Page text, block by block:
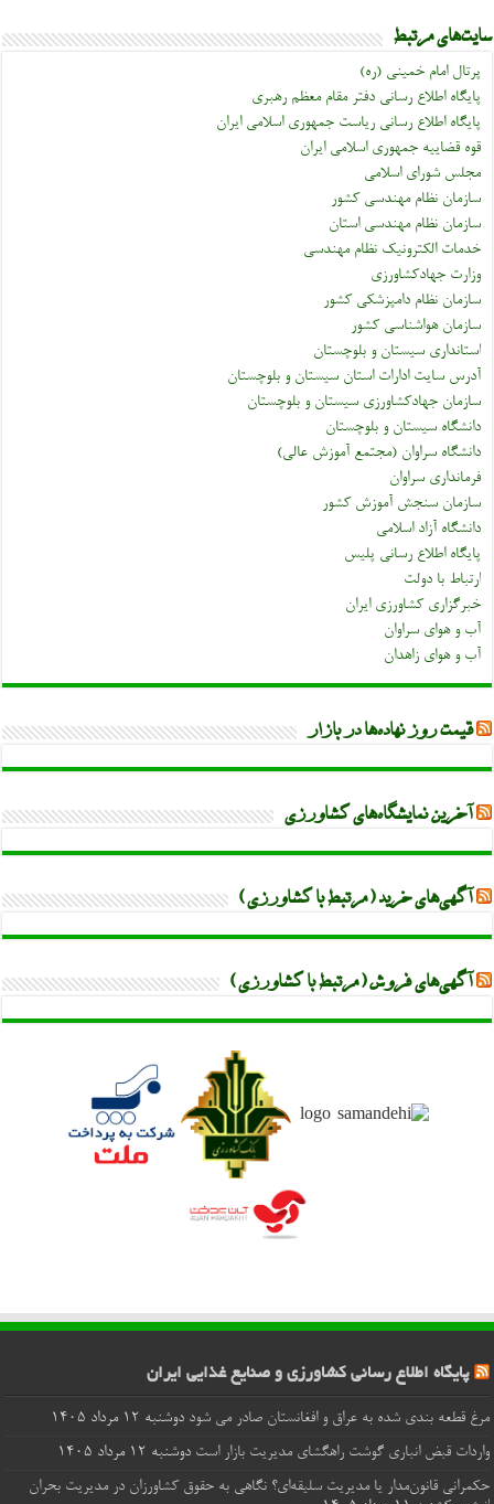
سایت‌های مرتبط
پرتال امام خمینی (ره)
پایگاه اطلاع رسانی دفتر مقام معظم رهبری
پایگاه اطلاع رسانی ریاست جمهوری اسلامی ایران
قوه قضاییه جمهوری اسلامی ایران
مجلس شورای اسلامی
سازمان نظام مهندسی کشور
سازمان نظام مهندسی استان
خدمات الکترونیک نظام مهندسی
وزارت جهادکشاورزی
سازمان نظام دامپزشکی کشور
سازمان هواشناسی کشور
استانداری سیستان و بلوچستان
آدرس سایت ادارات استان سیستان و بلوچستان
سازمان جهادکشاورزی سیستان و بلوچستان
دانشگاه سیستان و بلوچستان
دانشگاه سراوان (مجتمع آموزش عالی)
فرمانداری سراوان
سازمان سنجش آموزش کشور
دانشگاه آزاد اسلامی
پایگاه اطلاع رسانی پلیس
ارتباط با دولت
خبرگزاری کشاورزی ایران
آب و هوای سراوان
آب و هوای زاهدان
قیمت روز نهاده‌ها در بازار
آخرین نمایشگاه‌های کشاورزی
آگهی‌های خرید (مرتبط با کشاورزی)
آگهی‌های فروش (مرتبط با کشاورزی)
پایگاه اطلاع رسانی کشاورزی و صنایع غذایی ایران
مرغ قطعه‌ بندی شده به عراق و افغانستان صادر می شود دوشنبه ۱۲ مرداد ۱۴۰۵
واردات قبض‌ انباری گوشت راهگشای مدیریت بازار است دوشنبه ۱۲ مرداد ۱۴۰۵
حکمرانی قانون‌مدار یا مدیریت سلیقه‌ای؟ نگاهی به حقوق کشاورزان در مدیریت بحران